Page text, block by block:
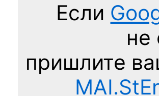
Если
не
пришлите